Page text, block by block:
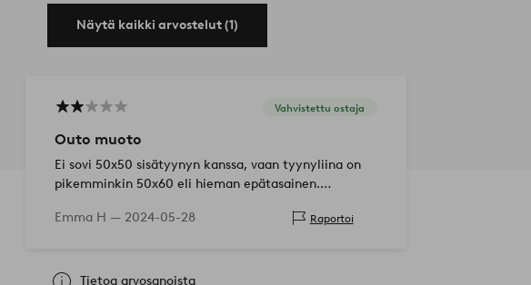
Näytä kaikki arvostelut (1)
Vahvistettu ostaja
Outo muoto
Ei sovi 50x50 sisätyynyn kanssa, vaan tyynyliina on
pikemminkin 50x60 eli hieman epätasainen.
Emma H — 2024-05-28 Raportoi
Tietoa arvosanoista